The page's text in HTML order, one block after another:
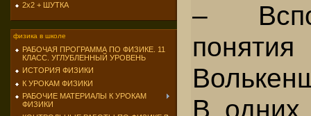
2х2 + ШУТКА
физика в школе
РАБОЧАЯ ПРОГРАММА ПО ФИЗИКЕ. 11
КЛАСС. УГЛУБЛЕННЫЙ УРОВЕНЬ
ИСТОРИЯ ФИЗИКИ
К УРОКАМ ФИЗИКИ
РАБОЧИЕ МАТЕРИАЛЫ К УРОКАМ
ФИЗИКИ
–
В одних